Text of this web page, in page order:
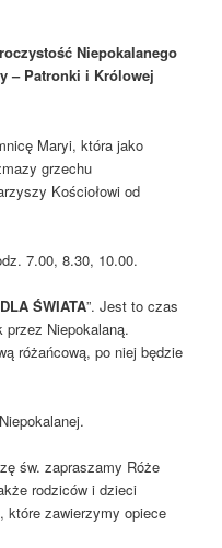
Niepokalanego
– Patronki i Królowej
Maryi, która jako
grzechu
Kościołowi od
7.00, 8.30, 10.00.
ŚWIATA”. Jest to czas
przez Niepokalaną.
różańcową, po niej będzie
św. zapraszamy Róże
rodziców i dzieci
które zawierzymy opiece